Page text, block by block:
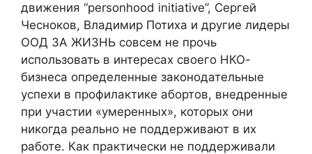
движения “personhood initiative”, Сергей
Чесноков, Владимир Потиха и другие лидеры
ООД ЗА ЖИЗНЬ совсем не прочь
использовать в интересах своего НКО-
бизнеса определенные законодательные
успехи в профилактике абортов, внедренные
при участии «умеренных», которых они
никогда реально не поддерживают в их
работе. Как практически не поддерживали